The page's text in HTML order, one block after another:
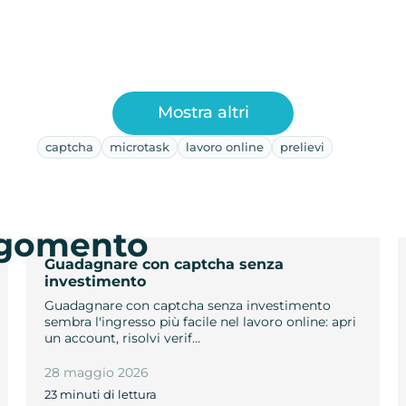
captcha microtask lavoro online prelievi
Guadagnare con captcha senza
investimento
Guadagnare con captcha senza investimento
sembra l'ingresso più facile nel lavoro online: apri
un account, risolvi verif…
28 maggio 2026
23 minuti di lettura
Mostra altri